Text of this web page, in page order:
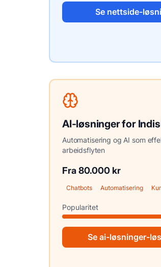
Se nettside-
AI-løsningerfor
Automatisering og AI som
arbeidsflyten
Fra 80.000 kr
Chatbots Automatisering
Popularitet
Seai-løsninger-